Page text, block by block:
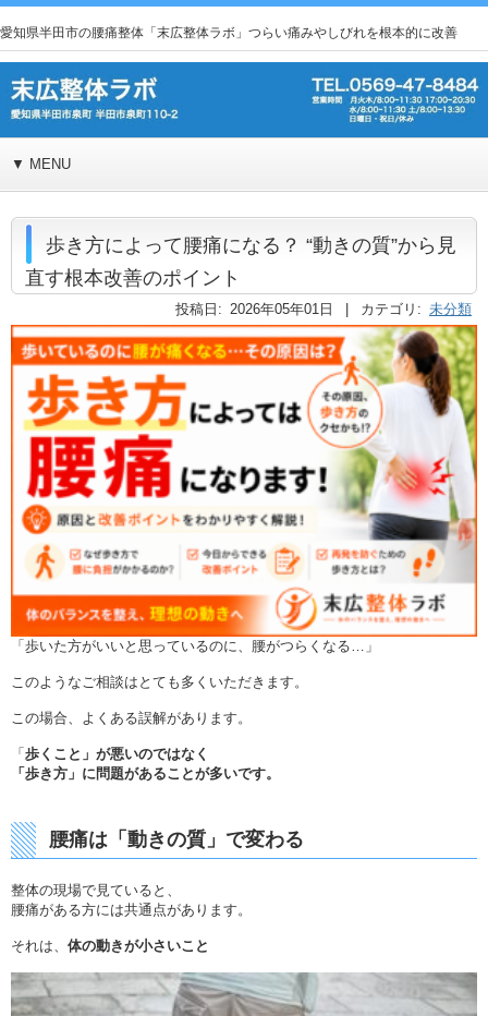
愛知県半田市の腰痛整体「末広整体ラボ」つらい痛みやしびれを根本的に改善
▼ MENU
歩き方によって腰痛になる？ “動きの質”から見
直す根本改善のポイント
投稿日: 2026年05年01日 | カテゴリ: 未分類
「歩いた方がいいと思っているのに、腰がつらくなる…」
このようなご相談はとても多くいただきます。
この場合、よくある誤解があります。
「歩くこと」が悪いのではなく
「歩き方」に問題があることが多いです。
腰痛は「動きの質」で変わる
整体の現場で見ていると、
腰痛がある方には共通点があります。
それは、 体の動きが小さいこと